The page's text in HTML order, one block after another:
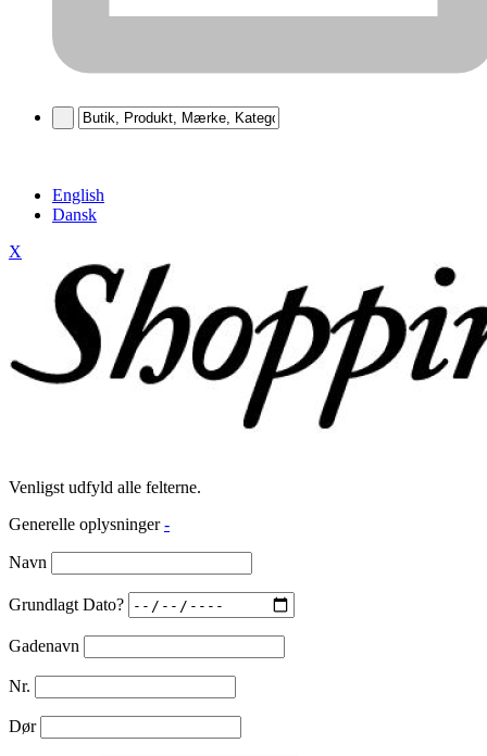
English
Dansk
X
Venligst udfyld alle felterne.
Generelle oplysninger -
Navn
Grundlagt Dato?
Gadenavn
Nr.
Dør